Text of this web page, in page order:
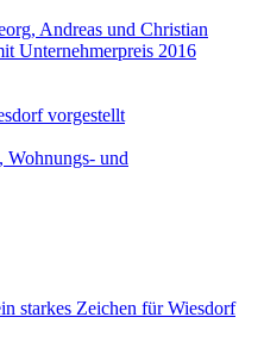
Andreas und Christian
Unternehmerpreis 2016
vorgestellt
Wohnungs- und
starkes Zeichen für Wiesdorf